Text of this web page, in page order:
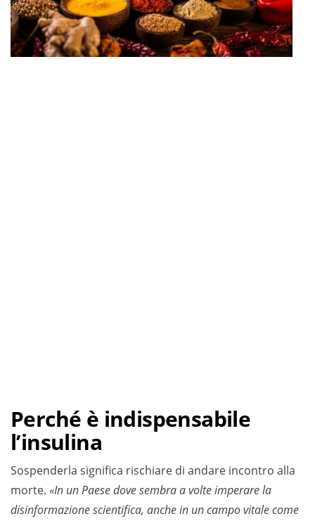
Perché è indispensabile
l’insulina
Sospenderla significa rischiare di andare incontro alla
morte. «In un Paese dove sembra a volte imperare la
disinformazione scientifica, anche in un campo vitale come